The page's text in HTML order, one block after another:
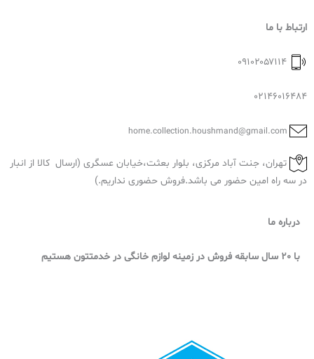
ارتباط با ما
02146016484
تهران، جنت آباد مرکزی، بلوار بعثت،خیابان عسگری (ارسال کالا از انبار
در سه راه امین حضور می باشد.فروش حضوری نداریم.)
درباره ما
با 20 سال سابقه فروش در زمینه لوازم خانگی در خدمتتون هستیم